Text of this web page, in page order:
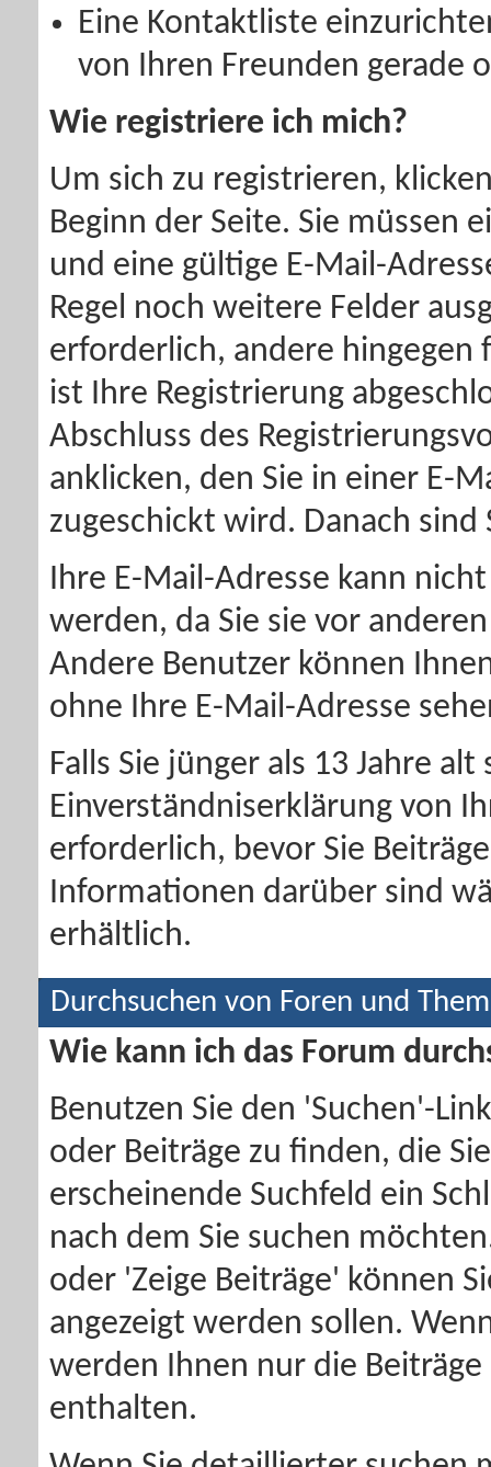
Eine Kontaktliste
von Ihren Freunden gerade
Wie registriere ich mich?
Um sich zu registrieren,
Beginn der Seite. Sie müssen
und eine gültige E-Mail-
Regel noch weitere Felder
erforderlich, andere hingegen
ist Ihre Registrierung
Abschluss des
anklicken, den Sie in einer E-
zugeschickt wird. Danach
Ihre E-Mail-Adresse kann
werden, da Sie sie vor
Andere Benutzer können
ohne Ihre E-Mail-Adresse
Falls Sie jünger als 13 Jahre
Einverständniserklärung von
erforderlich, bevor Sie
Informationen darüber sind
erhältlich.
Durchsuchen von Foren und
Wie kann ich das Forum
Benutzen Sie den 'Suchen'-
oder Beiträge zu finden, die
erscheinende Suchfeld ein
nach dem Sie suchen
oder 'Zeige Beiträge' können
angezeigt werden sollen.
werden Ihnen nur die
enthalten.